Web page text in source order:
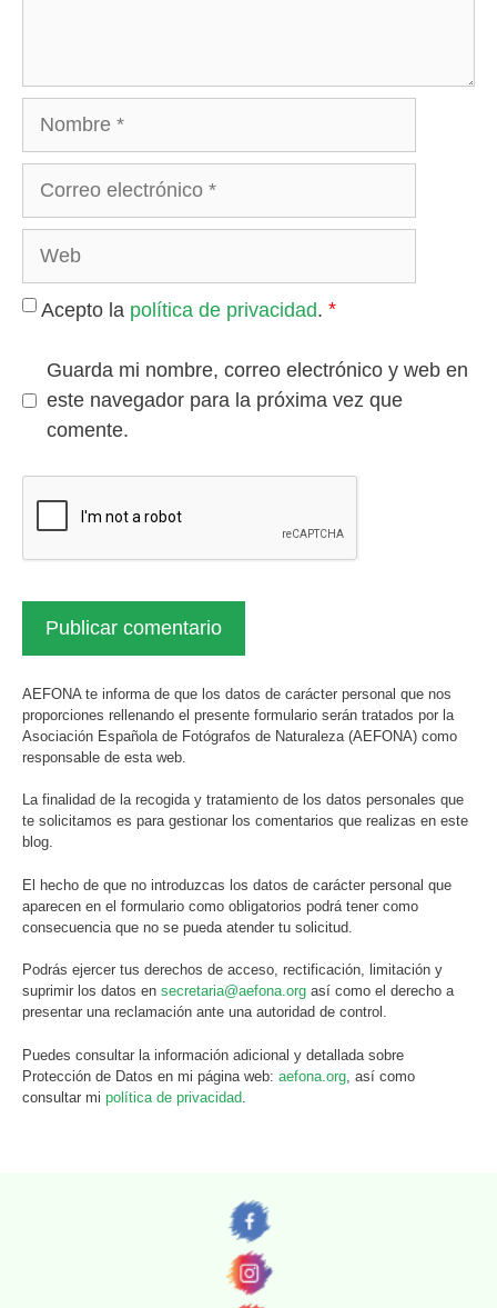
Nombre
Acepto la política de privacidad. *
Guarda mi nombre, correo electrónico y web en
este navegador para la próxima vez que
comente.
AEFONA te informa de que los datos de carácter personal que nos
proporciones rellenando el presente formulario serán tratados por la
Asociación Española de Fotógrafos de Naturaleza (AEFONA) como
responsable de esta web.
La finalidad de la recogida y tratamiento de los datos personales que
te solicitamos es para gestionar los comentarios que realizas en este
blog.
El hecho de que no introduzcas los datos de carácter personal que
aparecen en el formulario como obligatorios podrá tener como
consecuencia que no se pueda atender tu solicitud.
Podrás ejercer tus derechos de acceso, rectificación, limitación y
suprimir los datos en secretaria@aefona.org así como el derecho a
presentar una reclamación ante una autoridad de control.
Puedes consultar la información adicional y detallada sobre
Protección de Datos en mi página web: aefona.org , así como
consultar mi política de privacidad